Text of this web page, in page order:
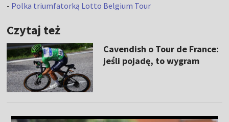
- Polka triumfatorką Lotto Belgium Tour
Czytaj też
Cavendish o Tour de France:
jeśli pojadę, to wygram